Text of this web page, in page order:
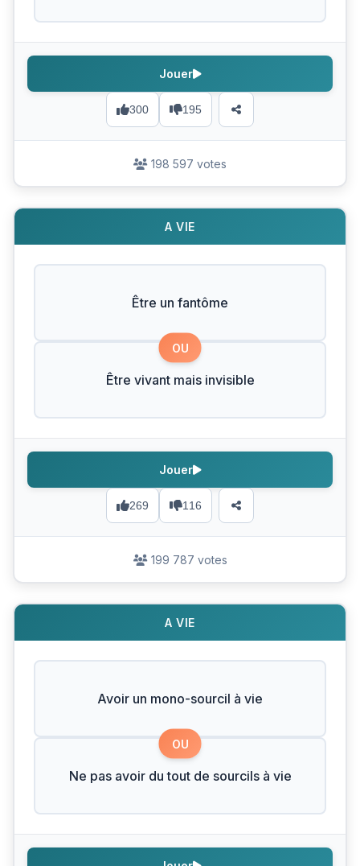
300 195
Jouer
198 597 votes
A VIE
Être un fantôme
OU
Être vivant mais invisible
269 116
Jouer
199 787 votes
A VIE
Avoir un mono-sourcil à vie
OU
Ne pas avoir du tout de sourcils à vie